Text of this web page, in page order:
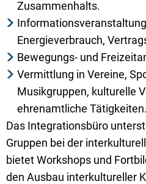
Zusammenhalts.
Energieverbrauch,
Bewegungs- und
Vermittlung in Vereine,
Musikgruppen, kulturelle
ehrenamtliche Tätigkeiten.
Das Integrationsbüro
Gruppen bei der
bietet Workshops und
den Ausbau interkultureller